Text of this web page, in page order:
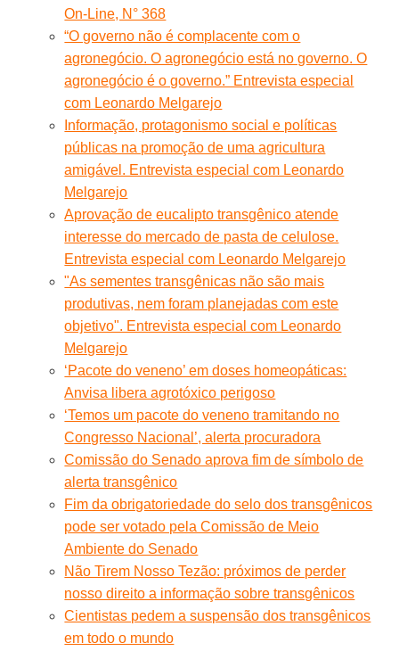
On-Line, N° 368
“O governo não é complacente com o
agronegócio. O agronegócio está no governo. O
agronegócio é o governo.” Entrevista especial
com Leonardo Melgarejo
Informação, protagonismo social e políticas
públicas na promoção de uma agricultura
amigável. Entrevista especial com Leonardo
Melgarejo
Aprovação de eucalipto transgênico atende
interesse do mercado de pasta de celulose.
Entrevista especial com Leonardo Melgarejo
"As sementes transgênicas não são mais
produtivas, nem foram planejadas com este
objetivo". Entrevista especial com Leonardo
Melgarejo
‘Pacote do veneno’ em doses homeopáticas:
Anvisa libera agrotóxico perigoso
‘Temos um pacote do veneno tramitando no
Congresso Nacional’, alerta procuradora
Comissão do Senado aprova fim de símbolo de
alerta transgênico
Fim da obrigatoriedade do selo dos transgênicos
pode ser votado pela Comissão de Meio
Ambiente do Senado
Não Tirem Nosso Tezão: próximos de perder
nosso direito a informação sobre transgênicos
Cientistas pedem a suspensão dos transgênicos
em todo o mundo